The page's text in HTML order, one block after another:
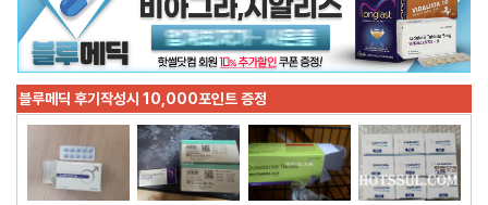
블루메딕 후기작성시 10,000포인트 증정